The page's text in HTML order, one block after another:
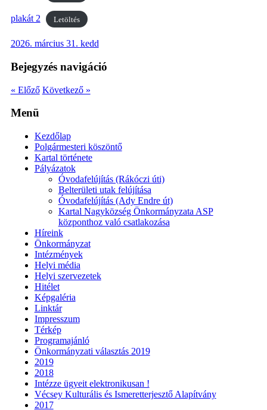
plakát 2 Letöltés
2026. március 31. kedd
Bejegyzés navigáció
« Előző Következő »
Menü
Kezdőlap
Polgármesteri köszöntő
Kartal története
Pályázatok
Óvodafelújítás (Rákóczi úti)
Belterületi utak felújítása
Óvodafelújítás (Ady Endre út)
Kartal Nagyközség Önkormányzata ASP
központhoz való csatlakozása
Híreink
Önkormányzat
Intézmények
Helyi média
Helyi szervezetek
Hitélet
Képgaléria
Linktár
Impresszum
Térkép
Programajánló
Önkormányzati választás 2019
2019
2018
Intézze ügyeit elektronikusan !
Vécsey Kulturális és Ismeretterjesztő Alapítvány
2017